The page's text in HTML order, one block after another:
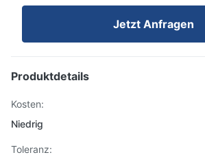
Jetzt Anfragen
Produktdetails
Kosten:
Niedrig
Toleranz: